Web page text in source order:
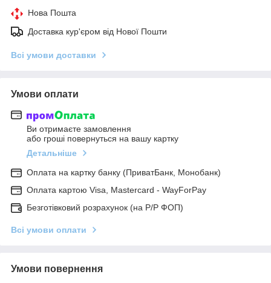
Нова Пошта
Доставка кур'єром від Нової Пошти
Всі умови доставки
Умови оплати
Ви отримаєте замовлення
або гроші повернуться на вашу картку
Детальніше
Оплата на картку банку (ПриватБанк, Монобанк)
Оплата картою Visa, Mastercard - WayForPay
Безготівковий розрахунок (на Р/Р ФОП)
Всі умови оплати
Умови повернення